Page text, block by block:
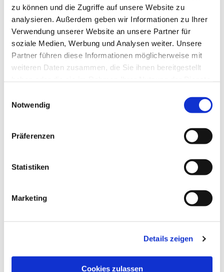
zu können und die Zugriffe auf unsere Website zu
analysieren. Außerdem geben wir Informationen zu Ihrer
Verwendung unserer Website an unsere Partner für
soziale Medien, Werbung und Analysen weiter. Unsere
Partner führen diese Informationen möglicherweise mit
weiteren Daten zusammen, die Sie ihnen bereitgestellt
Notwendig
Präferenzen
Statistiken
Marketing
Details zeigen
Cookies zulassen
Dies könnte Sie auch